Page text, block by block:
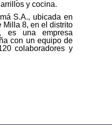
y cocina.
S.A., ubicada en
Milla 8, en el distrito
es una empresa
con un equipo de
colaboradores y